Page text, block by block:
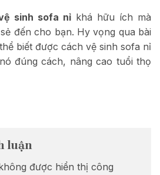
sinh sofa nỉ khá hữu ích mà
đến cho bạn. Hy vọng qua bài
biết được cách vệ sinh sofa nỉ
đúng cách, nâng cao tuổi thọ
luận
được hiển thị công